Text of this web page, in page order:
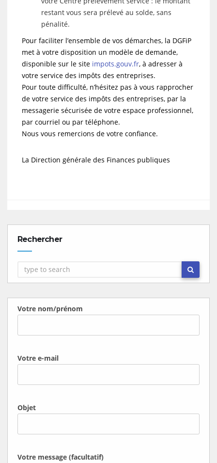
restant vous sera prélevé au solde, sans
pénalité.
Pour faciliter l’ensemble de vos démarches, la DGFiP
met à votre disposition un modèle de demande,
disponible sur le site impots.gouv.fr, à adresser à
votre service des impôts des entreprises.
Pour toute difficulté, n’hésitez pas à vous rapprocher
de votre service des impôts des entreprises, par la
messagerie sécurisée de votre espace professionnel,
par courriel ou par téléphone.
Nous vous remercions de votre confiance.
La Direction générale des Finances publiques
Rechercher
Votre nom/prénom
Votre e-mail
Objet
Votre message (facultatif)